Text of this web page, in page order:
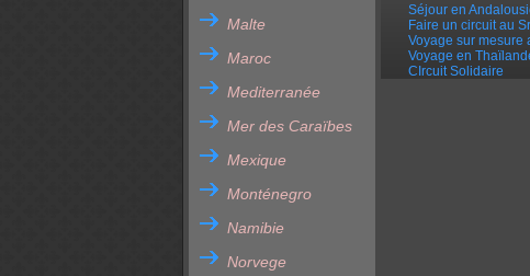
Malte
Maroc
Mediterranée
Mer des Caraïbes
Mexique
Monténegro
Namibie
Norvege
Séjour en
Faire un circuit au
Voyage sur mesure
Voyage en
CIrcuit Solidaire